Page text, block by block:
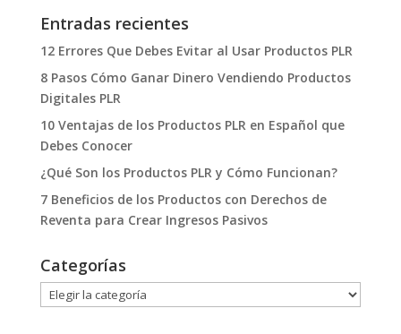
Entradas recientes
12 Errores Que Debes Evitar al Usar Productos PLR
8 Pasos Cómo Ganar Dinero Vendiendo Productos
Digitales PLR
10 Ventajas de los Productos PLR en Español que
Debes Conocer
¿Qué Son los Productos PLR y Cómo Funcionan?
7 Beneficios de los Productos con Derechos de
Reventa para Crear Ingresos Pasivos
Categorías
Categorías